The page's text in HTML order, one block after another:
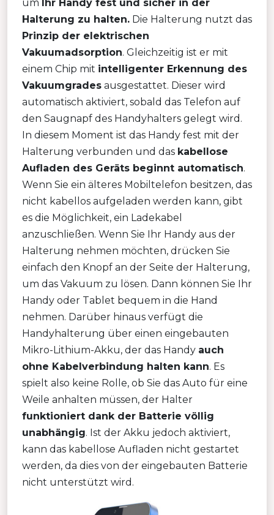
um
Ihr Handy fest und sicher in der
Halterung zu halten. Die Halterung nutzt das
Prinzip der elektrischen
Vakuumadsorption. Gleichzeitig ist er mit
einem Chip mit intelligenter Erkennung des
Vakuumgrades ausgestattet. Dieser wird
automatisch aktiviert, sobald das Telefon auf
den Saugnapf des Handyhalters gelegt wird.
In diesem Moment ist das Handy fest mit der
Halterung verbunden und das kabellose
Aufladen des Geräts beginnt automatisch.
Wenn Sie ein älteres Mobiltelefon besitzen, das
nicht kabellos aufgeladen werden kann, gibt
es die Möglichkeit, ein Ladekabel
anzuschließen. Wenn Sie Ihr Handy aus der
Halterung nehmen möchten, drücken Sie
einfach den Knopf an der Seite der Halterung,
um das Vakuum zu lösen. Dann können Sie Ihr
Handy oder Tablet bequem in die Hand
nehmen. Darüber hinaus verfügt die
Handyhalterung über einen eingebauten
Mikro-Lithium-Akku, der das Handy auch
ohne Kabelverbindung halten kann. Es
spielt also keine Rolle, ob Sie das Auto für eine
Weile anhalten müssen, der Halter
funktioniert dank der Batterie völlig
unabhängig. Ist der Akku jedoch aktiviert,
kann das kabellose Aufladen nicht gestartet
werden, da dies von der eingebauten Batterie
nicht unterstützt wird.